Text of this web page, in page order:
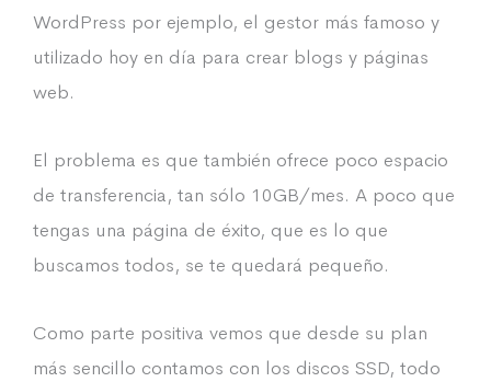
WordPress por ejemplo, el gestor más famoso y
utilizado hoy en día para crear blogs y páginas
web.
El problema es que también ofrece poco espacio
de transferencia, tan sólo 10GB/mes. A poco que
tengas una página de éxito, que es lo que
buscamos todos, se te quedará pequeño.
Como parte positiva vemos que desde su plan
más sencillo contamos con los discos SSD, todo